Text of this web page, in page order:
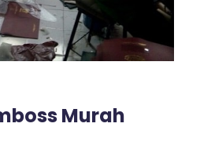
Murah